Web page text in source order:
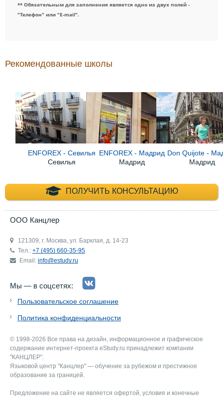
** Обязательным для заполнения является одно из двух полей -
"Телефон" или "E-mail".
Рекомендованные школы
ENFOREX - Севилья
Севилья
ENFOREX - Мадрид
Мадрид
Don Quijote -
Мадрид
ПОЛУЧИТЬ КОНСУЛЬТАЦИЮ
+7 (495) 660-35-
ООО Канцлер
121309, г. Москва, ул. Барклая, д. 14-23
Тел.: +7 (495) 660-35-95
Email: info@estudy.ru
Мы — в соцсетях:
Пользовательское соглашение
Политика конфиденциальности
© 1998-2026 Все права на дизайн, информационное и графическое
содержание интернет-проекта eStudy.ru принадлежит компании
"КАНЦЛЕР".
Языковой центр "Канцлер" — обучение за рубежом и престижное
образование за границей.
Предложение на сайте не является офертой, условия и конечные